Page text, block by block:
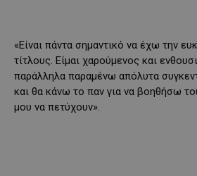
«Είναι πάντα σημαντικό να έχω την
τίτλους. Είμαι χαρούμενος και
παράλληλα παραμένω απόλυτα
και θα κάνω το παν για να βοηθήσω
μου να πετύχουν».